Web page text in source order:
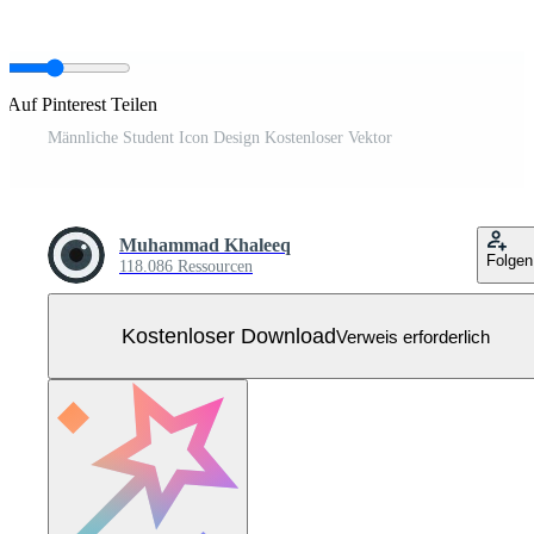
Auf Pinterest Teilen
Männliche Student Icon Design Kostenloser Vektor
Muhammad Khaleeq
118.086 Ressourcen Folgen
Kostenloser DownloadVerweis erforderlich